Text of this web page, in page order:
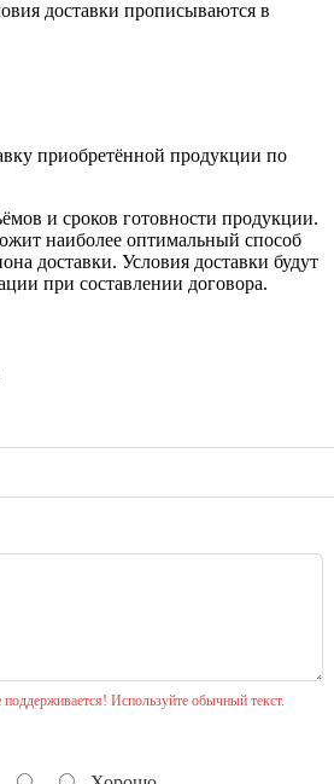
доставки прописываются в
приобретённой продукции по
и сроков готовности продукции.
наиболее оптимальный способ
доставки. Условия доставки будут
при составлении договора.
Используйте обычный текст.